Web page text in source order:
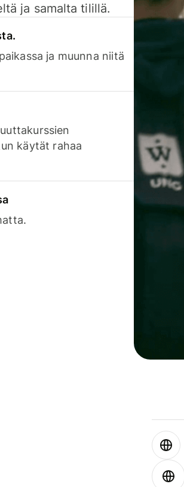
ja samalta tilillä.
ja muunna niitä
käytät rahaa